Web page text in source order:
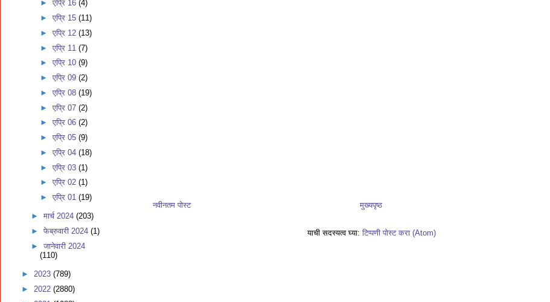
नवीनतम पोस्ट मुख्यपृष्ठ
याची सदस्यत्व घ्या: टिप्पणी पोस्ट करा (Atom)
►एप्रि 16(4)
►एप्रि 15(11)
►एप्रि 12(13)
►एप्रि 11(7)
►एप्रि 10(9)
►एप्रि 09(2)
►एप्रि 08(19)
►एप्रि 07(2)
►एप्रि 06(2)
►एप्रि 05(9)
►एप्रि 04(18)
►एप्रि 03(1)
►एप्रि 02(1)
►एप्रि 01(19)
► मार्च 2024 (203)
► फेब्रुवारी 2024 (1)
► जानेवारी 2024
(110)
► 2023 (789)
► 2022 (2880)